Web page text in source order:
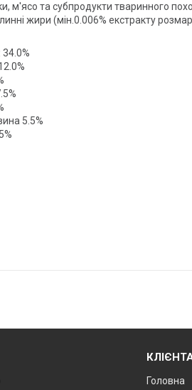
м'ясо та субпродукти тваринного
жири (мін.0.006% екстракту
34.0%
5.5%
Головна